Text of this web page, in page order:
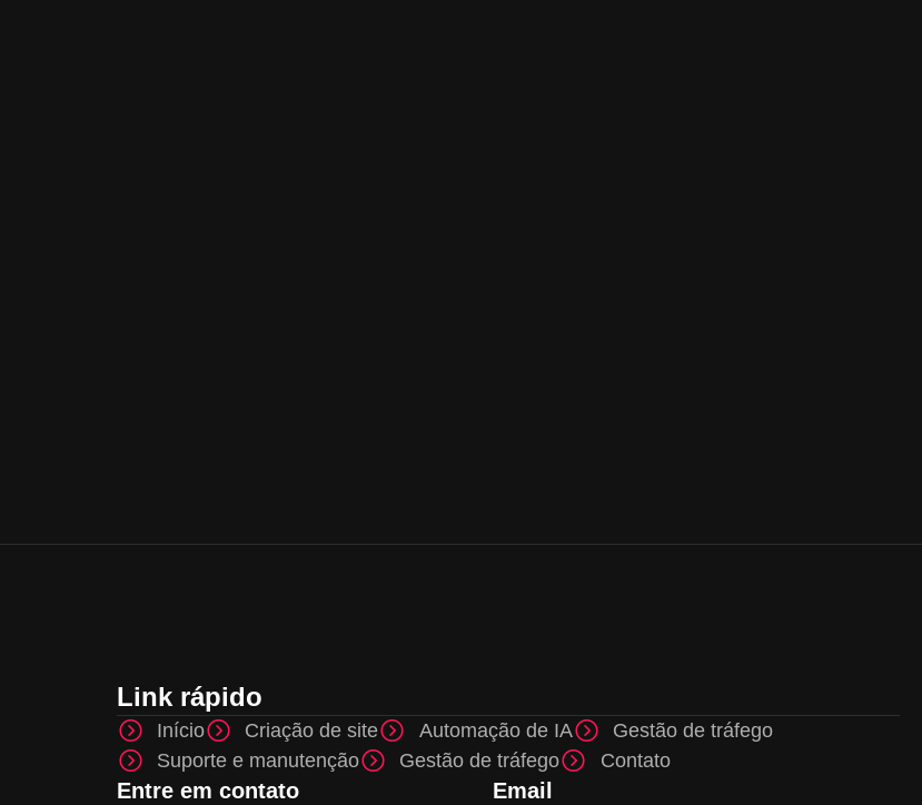
Link rápido
Início Criação de site Automação de IA
Gestão de tráfego
Suporte e manutenção
Gestão de tráfego Contato
Entre em contato Email